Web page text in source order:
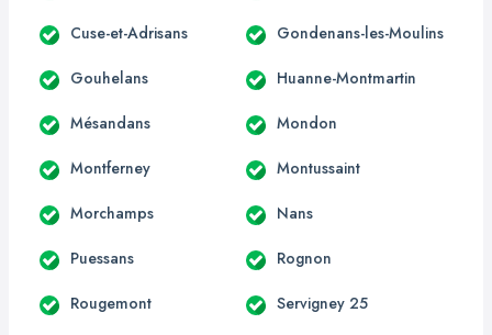
Cuse-et-Adrisans Gondenans-les-Moulins
Gouhelans Huanne-Montmartin
Mésandans Mondon
Montferney Montussaint
Morchamps Nans
Puessans Rognon
Rougemont Servigney 25